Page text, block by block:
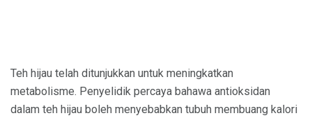
Teh hijau telah ditunjukkan untuk meningkatkan
metabolisme. Penyelidik percaya bahawa antioksidan
dalam teh hijau boleh menyebabkan tubuh membuang kalori